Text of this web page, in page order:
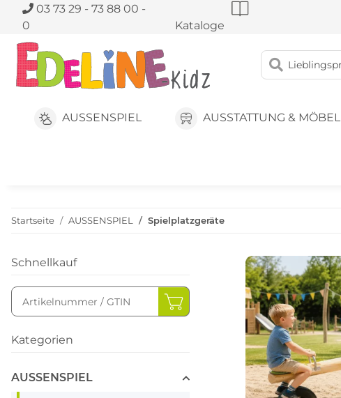
03 73 29 - 73 88 00 -
0
Kataloge
AUSSENSPIEL AUSSTATTUNG & MÖBEL
Startseite AUSSENSPIEL Spielplatzgeräte
Schnellkauf
Kategorien
AUSSENSPIEL